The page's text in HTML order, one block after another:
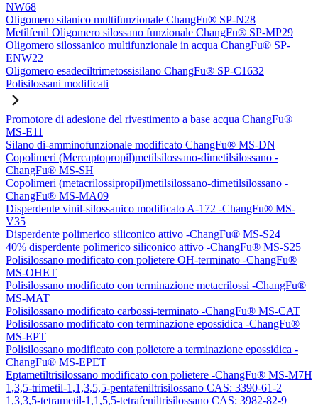
NW68
Oligomero silanico multifunzionale ChangFu® SP-N28
Metilfenil Oligomero silossano funzionale ChangFu® SP-MP29
Oligomero silossanico multifunzionale in acqua ChangFu® SP-
ENW22
Oligomero esadeciltrimetossisilano ChangFu® SP-C1632
Polisilossani modificati
Promotore di adesione del rivestimento a base acqua ChangFu®
MS-E11
Silano di-amminofunzionale modificato ChangFu® MS-DN
Copolimeri (Mercaptopropil)metilsilossano-dimetilsilossano -
ChangFu® MS-SH
Copolimeri (metacrilossipropil)metilsilossano-dimetilsilossano -
ChangFu® MS-MA09
Disperdente vinil-silossanico modificato A-172 -ChangFu® MS-
V35
Disperdente polimerico siliconico attivo -ChangFu® MS-S24
40% disperdente polimerico siliconico attivo -ChangFu® MS-S25
Polisilossano modificato con polietere OH-terminato -ChangFu®
MS-OHET
Polisilossano modificato con terminazione metacrilossi -ChangFu®
MS-MAT
Polisilossano modificato carbossi-terminato -ChangFu® MS-CAT
Polisilossano modificato con terminazione epossidica -ChangFu®
MS-EPT
Polisilossano modificato con polietere a terminazione epossidica -
ChangFu® MS-EPET
Eptametiltrisilossano modificato con polietere -ChangFu® MS-M7H
1,3,5-trimetil-1,1,3,5,5-pentafeniltrisilossano CAS: 3390-61-2
1,3,3,5-tetrametil-1,1,5,5-tetrafeniltrisilossano CAS: 3982-82-9